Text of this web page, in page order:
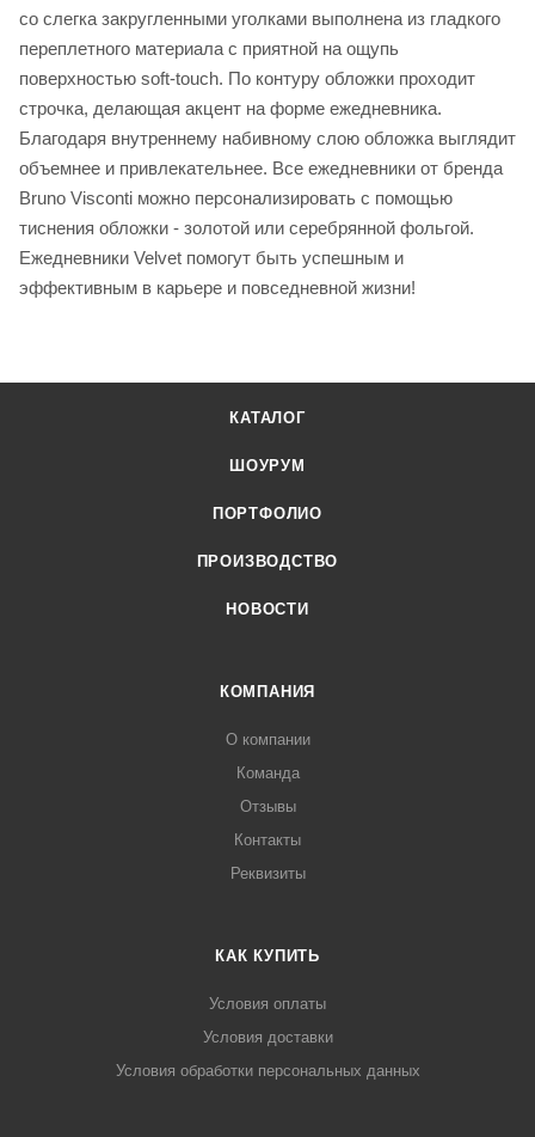
со слегка закругленными уголками выполнена из гладкого
переплетного материала с приятной на ощупь
поверхностью soft-touch. По контуру обложки проходит
строчка, делающая акцент на форме ежедневника.
Благодаря внутреннему набивному слою обложка выглядит
объемнее и привлекательнее. Все ежедневники от бренда
Bruno Visconti можно персонализировать с помощью
тиснения обложки - золотой или серебрянной фольгой.
Ежедневники Velvet помогут быть успешным и
эффективным в карьере и повседневной жизни!
КАТАЛОГ
ШОУРУМ
ПОРТФОЛИО
ПРОИЗВОДСТВО
НОВОСТИ
КОМПАНИЯ
О компании
Команда
Отзывы
Контакты
Реквизиты
КАК КУПИТЬ
Условия оплаты
Условия доставки
Условия обработки персональных данных